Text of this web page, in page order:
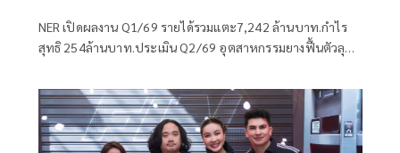
NER เปิดผลงาน Q1/69 รายได้รวมแตะ7,242 ล้านบาท.กำไร
สุทธิ 254ล้านบาท.ประเมิน Q2/69 อุตสาหกรรมยางฟื้นตัวลุย
ล้านบาท